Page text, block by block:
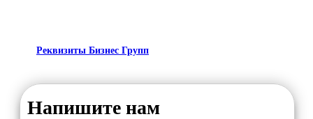
Реквизиты Бизнес Групп
Напишите нам